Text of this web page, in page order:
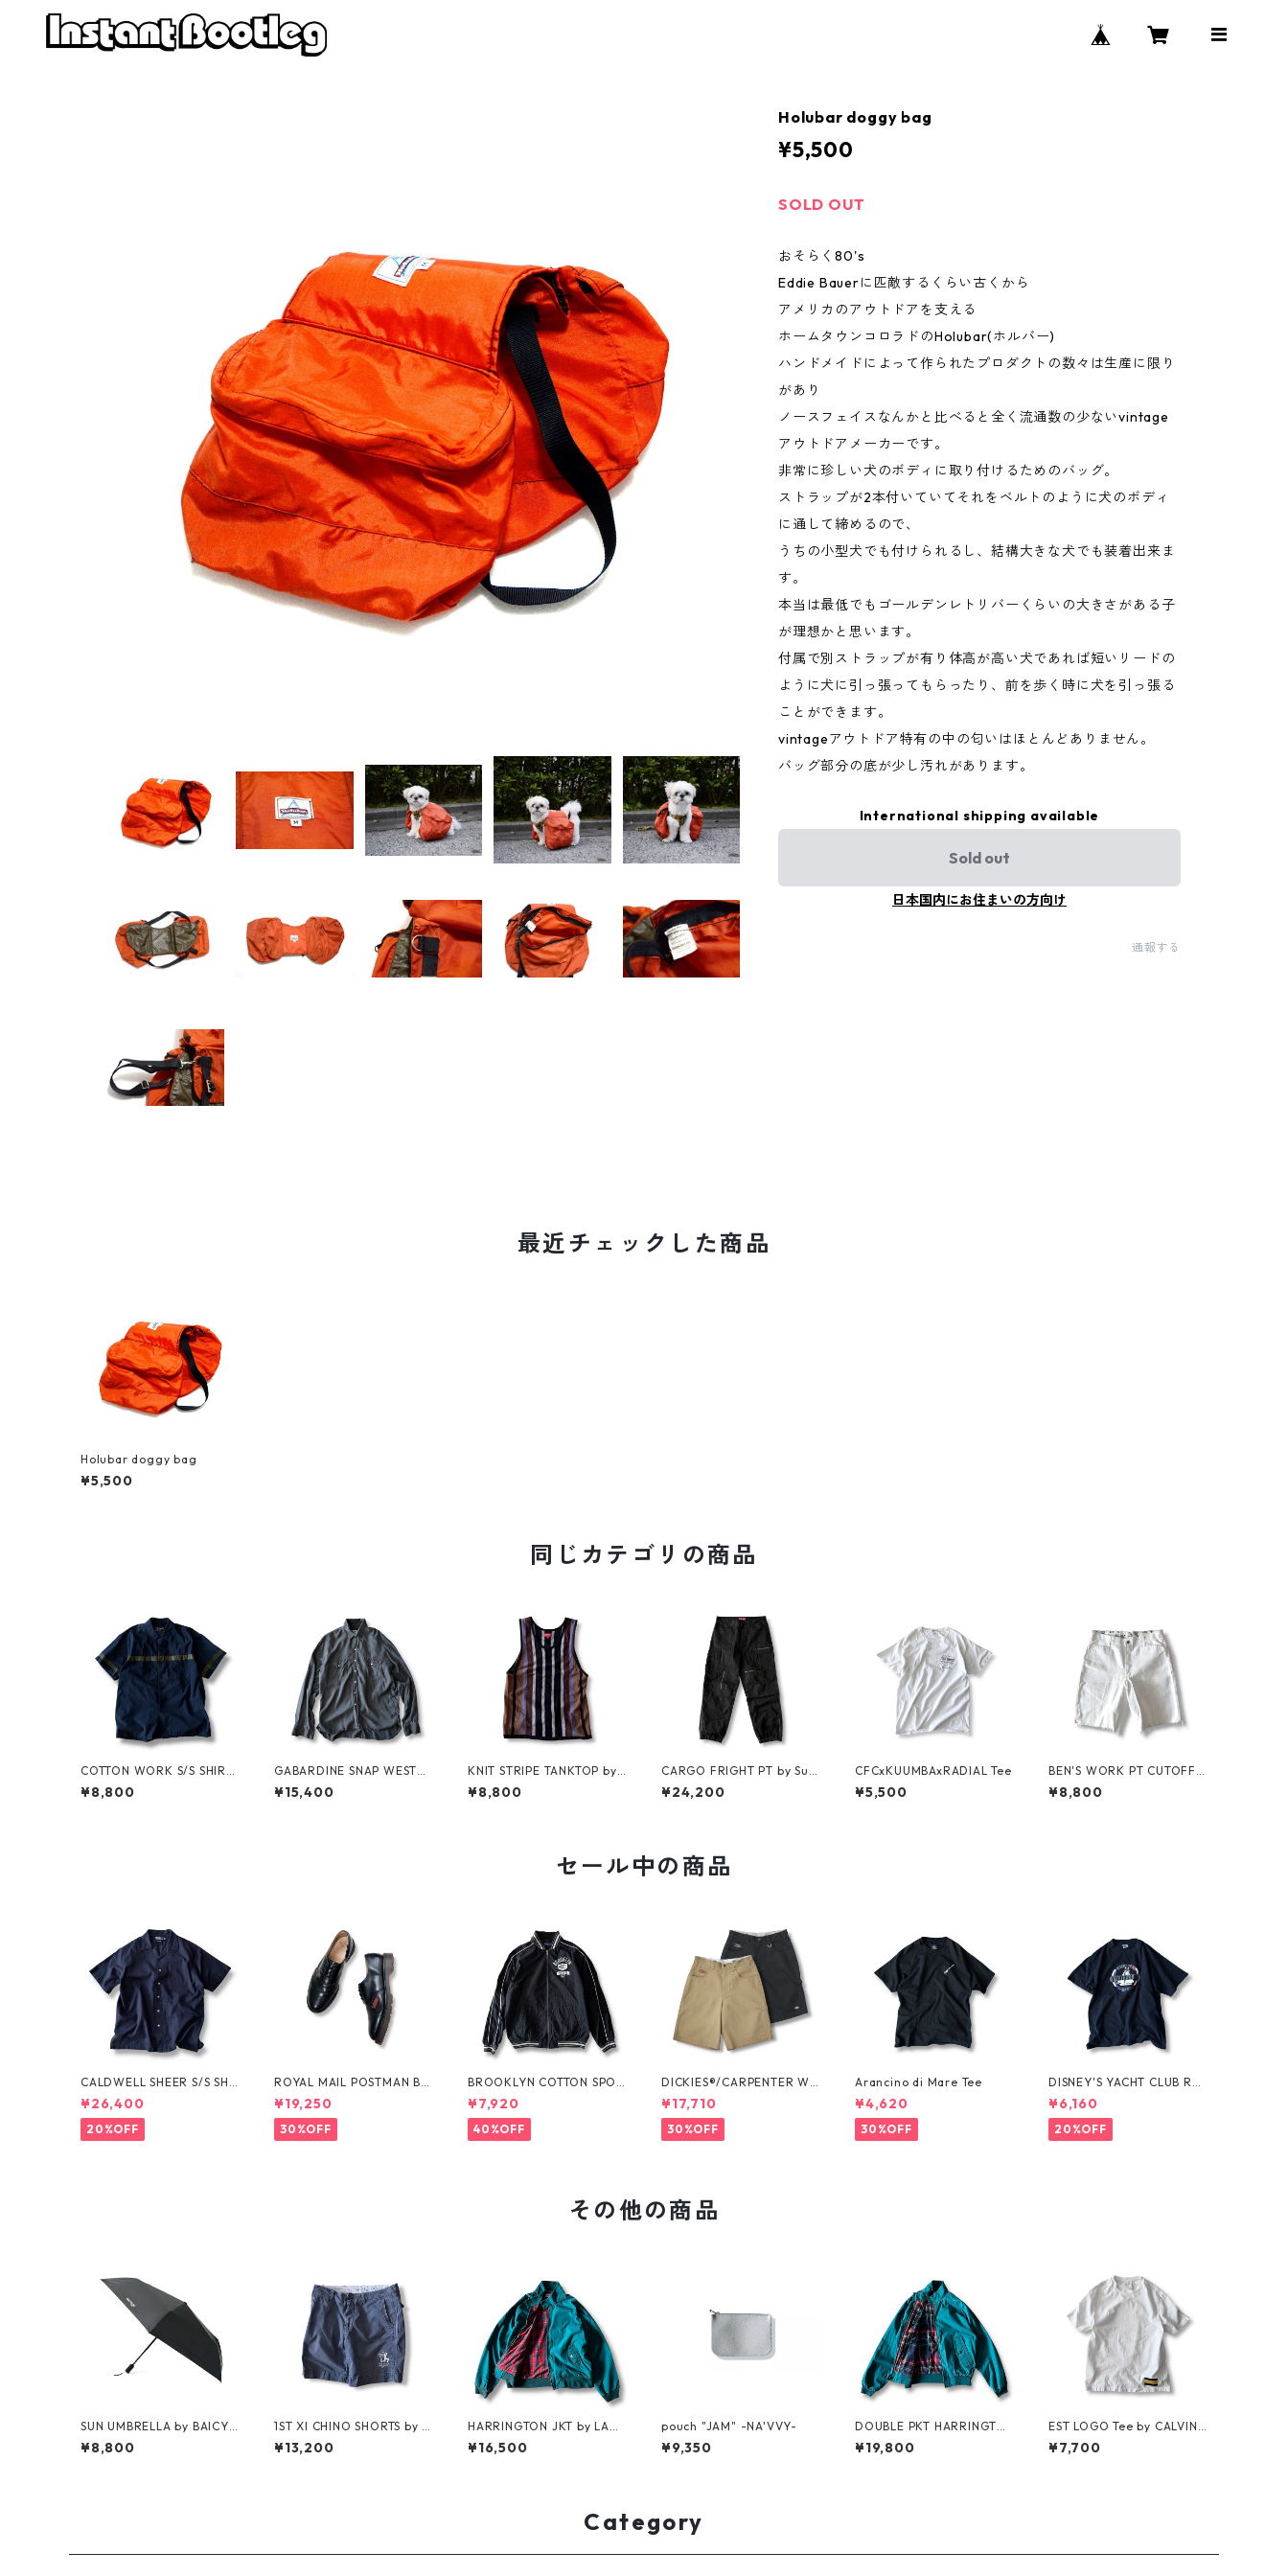
Holubar doggy bag
¥5,500
SOLD OUT
おそらく80's
Eddie Bauerに匹敵するくらい古くから
アメリカのアウトドアを支える
ホームタウンコロラドのHolubar(ホルバー)
ハンドメイドによって作られたプロダクトの数々は生産に限り
があり
ノースフェイスなんかと比べると全く流通数の少ないvintage
アウトドアメーカーです。
非常に珍しい犬のボディに取り付けるためのバッグ。
ストラップが2本付いていてそれをベルトのように犬のボディ
に通して締めるので、
うちの小型犬でも付けられるし、結構大きな犬でも装着出来ま
す。
本当は最低でもゴールデンレトリバーくらいの大きさがある子
が理想かと思います。
付属で別ストラップが有り体高が高い犬であれば短いリードの
ように犬に引っ張ってもらったり、前を歩く時に犬を引っ張る
ことができます。
vintageアウトドア特有の中の匂いはほとんどありません。
バッグ部分の底が少し汚れがあります。
International shipping available
Sold out
日本国内にお住まいの方向け
通報する
最近チェックした商品
Holubar doggy bag
¥5,500
同じカテゴリの商品
COTTON WORK S/S SHIRT
by stussy
¥8,800
GABARDINE SNAP WESTER
N SHIRT by WYTHE
¥15,400
KNIT STRIPE TANKTOP by
Supreme
¥8,800
CARGO FRIGHT PT by Sup
reme
¥24,200
CFCxKUUMBAxRADIAL Tee
¥5,500
BEN'S WORK PT CUTOFF b
y Ben Davis
¥8,800
セール中の商品
CALDWELL SHEER S/S SHI
RT by Polo Ralph Lauren
¥26,400
20%OFF
ROYAL MAIL POSTMAN BO
OTS by Dr.MARTENS
¥19,250
30%OFF
BROOKLYN COTTON SPOR
T JKT by Polo Ralph Laure
n
¥7,920
40%OFF
DICKIES®/CARPENTER WI
DE SHORTS -SEDAN ALL-P
URPOSE-
¥17,710
30%OFF
Arancino di Mare Tee
¥4,620
30%OFF
DISNEY'S YACHT CLUB RES
ORT Tee
¥6,160
20%OFF
その他の商品
SUN UMBRELLA by BAICYC
LON
¥8,800
1ST XI CHINO SHORTS by P
olo Ralph Lauren
¥13,200
HARRINGTON JKT by LAN
DS'END
¥16,500
pouch "JAM" -NA'VVY-
¥9,350
DOUBLE PKT HARRINGTO
N JKT by LANDS'END
¥19,800
EST LOGO Tee by CALVIN
KLEIN JEANS ESTABLISHE
D.1978
¥7,700
Category